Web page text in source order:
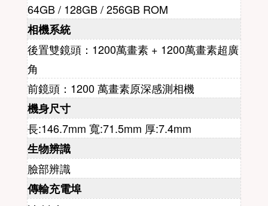
64GB / 128GB / 256GB ROM
相機系統
後置雙鏡頭：1200萬畫素 + 1200萬畫素超廣
角
前鏡頭：1200 萬畫素原深感測相機
機身尺寸
長:146.7mm 寬:71.5mm 厚:7.4mm
生物辨識
臉部辨識
傳輸充電埠